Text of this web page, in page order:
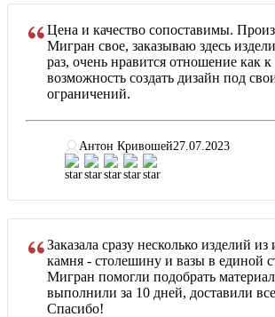
Цена и качество сопоставимы.
Мигран свое, заказываю здесь
раз, очень нравится отношение как
возможность создать дизайн под
ограничений.
Антон Кривошей27.07.2023
Заказала сразу несколько изделий из
камня - столешину и вазы в единой
Мигран помогли подобрать
выполнили за 10 дней, доставили
Спасибо!